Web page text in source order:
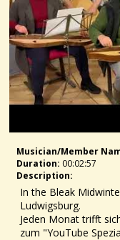
Musician/member
Duration: 00:02:57
Description:
In the Bleak
Ludwigsburg.
Jeden Monat trifft
zum "YouTube